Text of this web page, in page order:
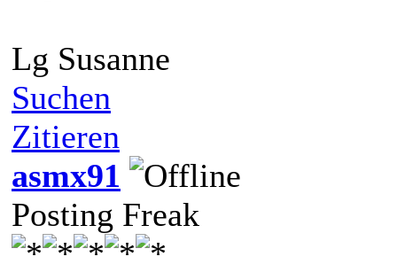
Lg Susanne
Suchen
Zitieren
asmx91
Posting Freak